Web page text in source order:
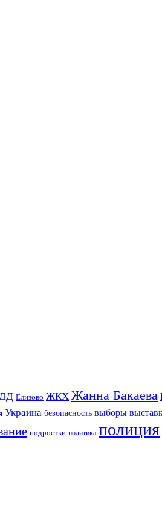
Елизово ЖКХ Жанна Бакаева
Украина безопасность выборы
подростки политика полиция